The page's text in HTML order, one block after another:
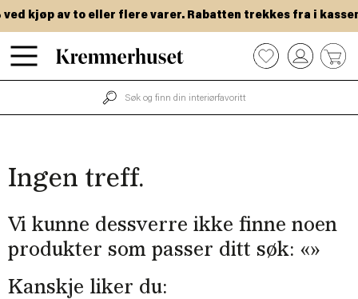
Hopp
til
hovedinnhold
kjøp av to eller flere varer. Rabatten trekkes fra i kassen.
0
Ingen treff.
Vi kunne dessverre ikke finne noen
produkter som passer ditt søk: «»
Kanskje liker du: